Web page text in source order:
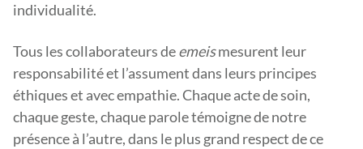
individualité.
Tous les collaborateurs deemeismesurent leur
responsabilité et l’assument dans leurs principes
éthiques et avec empathie. Chaque acte de soin,
chaque geste, chaque parole témoigne de notre
présence à l’autre, dans le plus grand respect de ce